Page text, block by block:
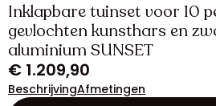
Inklapbare tuinset voor 10
gevlochten kunsthars en
aluminium SUNSET
€ 1.209,90
BeschrijvingAfmetingen